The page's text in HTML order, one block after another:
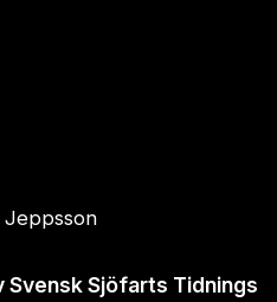
Jeppsson
Svensk Sjöfarts Tidnings